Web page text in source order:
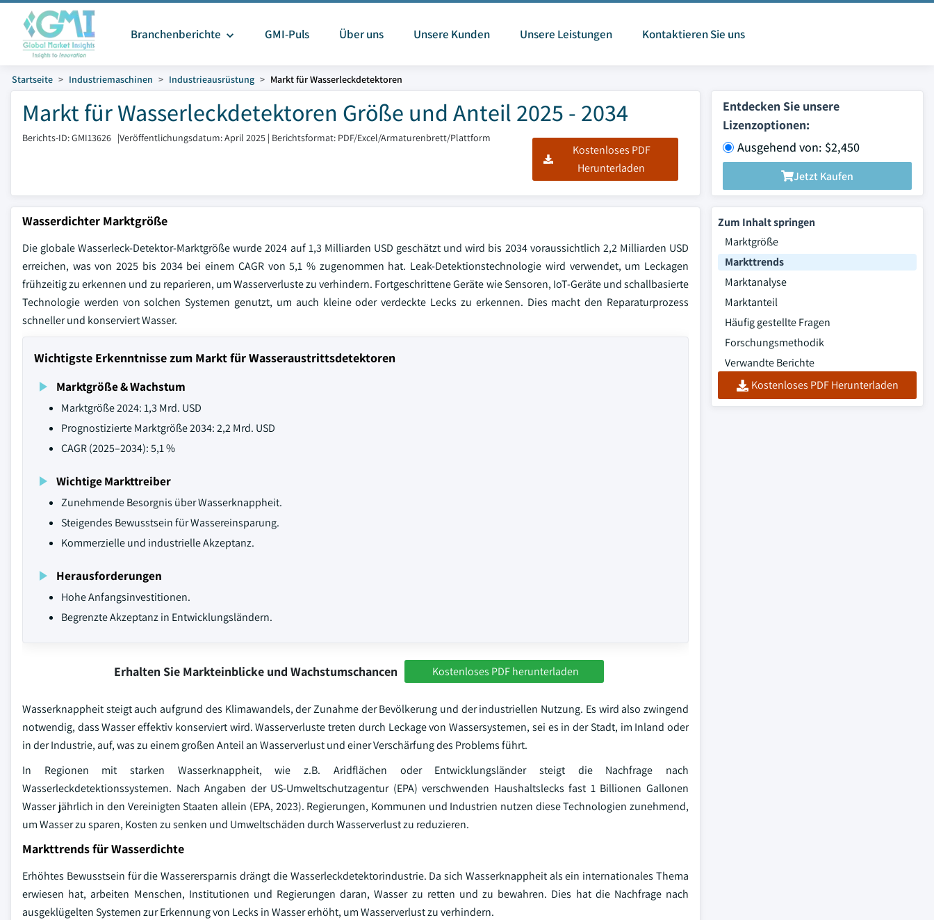
Branchenberichte GMI-Puls Über uns Unsere Kunden Unsere Leistungen Kontaktieren Sie uns
Startseite Industriemaschinen Industrieausrüstung Markt für Wasserleckdetektoren
Markt für Wasserleckdetektoren Größe und Anteil 2025 - 2034
Berichts-ID: GMI13626 |Veröffentlichungsdatum: April 2025 | Berichtsformat: PDF/Excel/Armaturenbrett/Plattform
Kostenloses PDF
Herunterladen
Entdecken Sie unsere
Lizenzoptionen:
Ausgehend von: $2,450
Jetzt Kaufen
Wasserdichter Marktgröße
Die globale Wasserleck-Detektor-Marktgröße wurde 2024 auf 1,3 Milliarden USD geschätzt und wird bis 2034 voraussichtlich 2,2 Milliarden USD
erreichen, was von 2025 bis 2034 bei einem CAGR von 5,1 % zugenommen hat. Leak-Detektionstechnologie wird verwendet, um Leckagen
frühzeitig zu erkennen und zu reparieren, um Wasserverluste zu verhindern. Fortgeschrittene Geräte wie Sensoren, IoT-Geräte und schallbasierte
Technologie werden von solchen Systemen genutzt, um auch kleine oder verdeckte Lecks zu erkennen. Dies macht den Reparaturprozess
schneller und konserviert Wasser.
Wichtigste Erkenntnisse zum Markt für Wasseraustrittsdetektoren
Marktgröße & Wachstum
Marktgröße 2024: 1,3 Mrd. USD
Prognostizierte Marktgröße 2034: 2,2 Mrd. USD
CAGR (2025–2034): 5,1 %
Wichtige Markttreiber
Zunehmende Besorgnis über Wasserknappheit.
Steigendes Bewusstsein für Wassereinsparung.
Kommerzielle und industrielle Akzeptanz.
Herausforderungen
Hohe Anfangsinvestitionen.
Begrenzte Akzeptanz in Entwicklungsländern.
Erhalten Sie Markteinblicke und Wachstumschancen Kostenloses PDF herunterladen
Wasserknappheit steigt auch aufgrund des Klimawandels, der Zunahme der Bevölkerung und der industriellen Nutzung. Es wird also zwingend
notwendig, dass Wasser effektiv konserviert wird. Wasserverluste treten durch Leckage von Wassersystemen, sei es in der Stadt, im Inland oder
in der Industrie, auf, was zu einem großen Anteil an Wasserverlust und einer Verschärfung des Problems führt.
In Regionen mit starken Wasserknappheit, wie z.B. Aridflächen oder Entwicklungsländer steigt die Nachfrage nach
Wasserleckdetektionssystemen. Nach Angaben der US-Umweltschutzagentur (EPA) verschwenden Haushaltslecks fast 1 Billionen Gallonen
Wasser jährlich in den Vereinigten Staaten allein (EPA, 2023). Regierungen, Kommunen und Industrien nutzen diese Technologien zunehmend,
um Wasser zu sparen, Kosten zu senken und Umweltschäden durch Wasserverlust zu reduzieren.
Markttrends für Wasserdichte
Erhöhtes Bewusstsein für die Wasserersparnis drängt die Wasserleckdetektorindustrie. Da sich Wasserknappheit als ein internationales Thema
erwiesen hat, arbeiten Menschen, Institutionen und Regierungen daran, Wasser zu retten und zu bewahren. Dies hat die Nachfrage nach
ausgeklügelten Systemen zur Erkennung von Lecks in Wasser erhöht, um Wasserverlust zu verhindern.
Zum Inhalt springen
Marktgröße
Markttrends
Marktanalyse
Marktanteil
Häufig gestellte Fragen
Forschungsmethodik
Verwandte Berichte
Kostenloses PDF Herunterladen